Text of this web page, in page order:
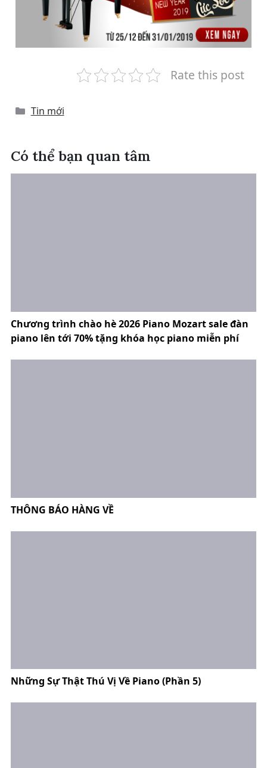
Rate this post
Categories
Tin mới
Có thể bạn quan tâm
Chương trình chào hè 2026 Piano Mozart sale đàn
piano lên tới 70% tặng khóa học piano miễn phí
THÔNG BÁO HÀNG VỀ
Những Sự Thật Thú Vị Về Piano (Phần 5)